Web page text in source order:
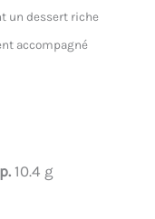
un dessert riche
accompagné
10.4 g